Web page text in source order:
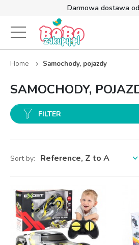
Darmowa dostawa
Home Samochody, pojazdy
SAMOCHODY,
FILTER
Sort by: